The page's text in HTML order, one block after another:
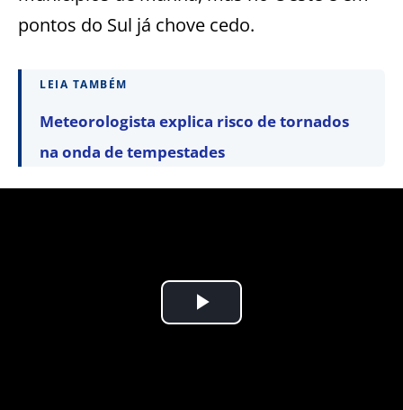
pontos do Sul já chove cedo.
LEIA TAMBÉM
Meteorologista explica risco de tornados
na onda de tempestades